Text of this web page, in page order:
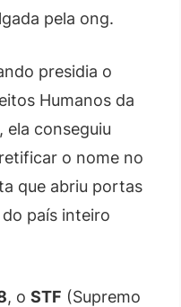
pela ong.
presidia o
Humanos da
ela conseguiu
o nome no
que abriu portas
país inteiro
, o STF (Supremo